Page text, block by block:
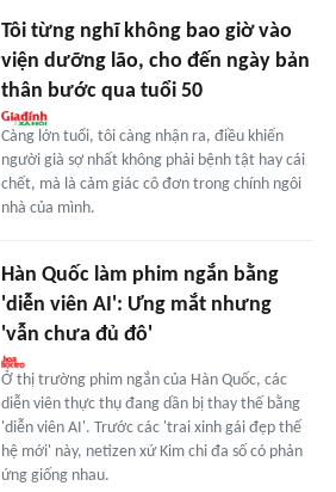
Tôi từng nghĩ không bao giờ vào
viện dưỡng lão, cho đến ngày bản
thân bước qua tuổi 50
Càng lớn tuổi, tôi càng nhận ra, điều khiến
người già sợ nhất không phải bệnh tật hay cái
chết, mà là cảm giác cô đơn trong chính ngôi
nhà của mình.
Hàn Quốc làm phim ngắn bằng
'diễn viên AI': Ưng mắt nhưng
'vẫn chưa đủ đô'
Ở thị trường phim ngắn của Hàn Quốc, các
diễn viên thực thụ đang dần bị thay thế bằng
'diễn viên AI'. Trước các 'trai xinh gái đẹp thế
hệ mới' này, netizen xứ Kim chi đa số có phản
ứng giống nhau.